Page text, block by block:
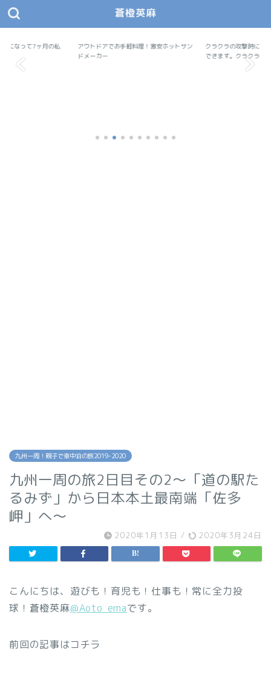
蒼橙英麻
あおとえま モノデザ
蒼橙英麻（あおとえま）の物作りデザイン研究所
員になって7ヶ月の私 アウトドア
アウトドアでお手軽料理！激安ホットサン
ドメーカー
便利ツール
クラクラの攻撃時にユ
できます。クラクラ...
九州一周！親子で車中泊の旅2019-2020
九州一周の旅2日目その2〜「道の駅た
るみず」から日本本土最南端「佐多
岬」へ〜
2020年1月13日 / 2020年3月24日
こんにちは、遊びも！育児も！仕事も！常に全力投
球！蒼橙英麻@Aoto_emaです。
前回の記事はコチラ